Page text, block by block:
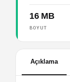
16 MB
BOYUT
Açıklama